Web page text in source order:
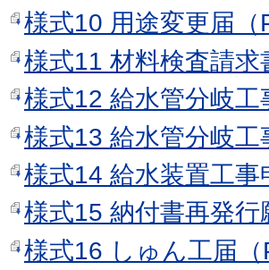
様式10 用途変更届
様式11 材料検査請
様式12 給水管分岐
様式13 給水管分岐
様式14 給水装置工
様式15 納付書再発
様式16 しゅん工届